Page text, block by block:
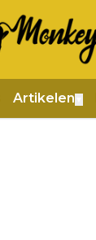
Artikelen